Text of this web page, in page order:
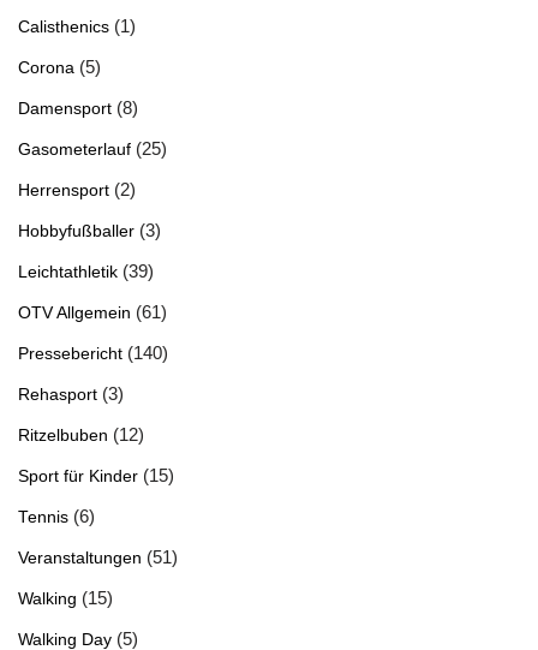
Calisthenics (1)
Corona (5)
Damensport (8)
Gasometerlauf (25)
Herrensport (2)
Hobbyfußballer (3)
Leichtathletik (39)
OTV Allgemein (61)
Pressebericht (140)
Rehasport (3)
Ritzelbuben (12)
Sport für Kinder (15)
Tennis (6)
Veranstaltungen (51)
Walking (15)
Walking Day (5)